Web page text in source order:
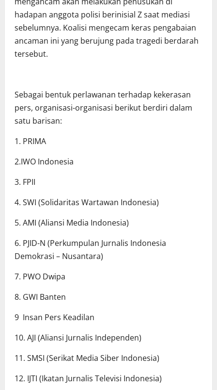
hadapan anggota polisi berinisial Z saat mediasi
sebelumnya. Koalisi mengecam keras pengabaian
ancaman ini yang berujung pada tragedi berdarah
tersebut.
Sebagai bentuk perlawanan terhadap kekerasan
pers, organisasi-organisasi berikut berdiri dalam
satu barisan:
1. PRIMA
2.IWO Indonesia
3. FPII
4. SWI (Solidaritas Wartawan Indonesia)
5. AMI (Aliansi Media Indonesia)
6. PJID-N (Perkumpulan Jurnalis Indonesia
Demokrasi – Nusantara)
7. PWO Dwipa
8. GWI Banten
9 Insan Pers Keadilan
10. AJI (Aliansi Jurnalis Independen)
11. SMSI (Serikat Media Siber Indonesia)
12. IJTI (Ikatan Jurnalis Televisi Indonesia)